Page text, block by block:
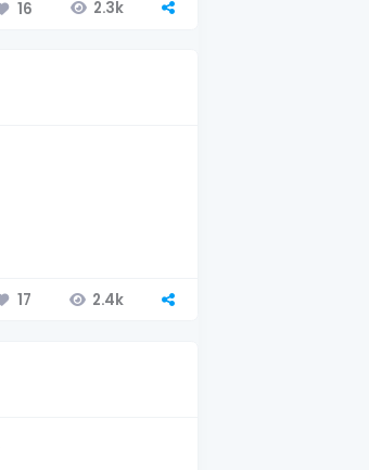
16 2.3k
17 2.4k